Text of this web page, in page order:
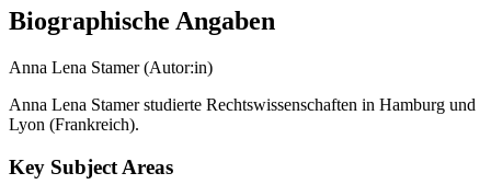
Biographische Angaben
Anna Lena Stamer (Autor:in)
Anna Lena Stamer studierte Rechtswissenschaften in Hamburg und
Lyon (Frankreich).
Key Subject Areas